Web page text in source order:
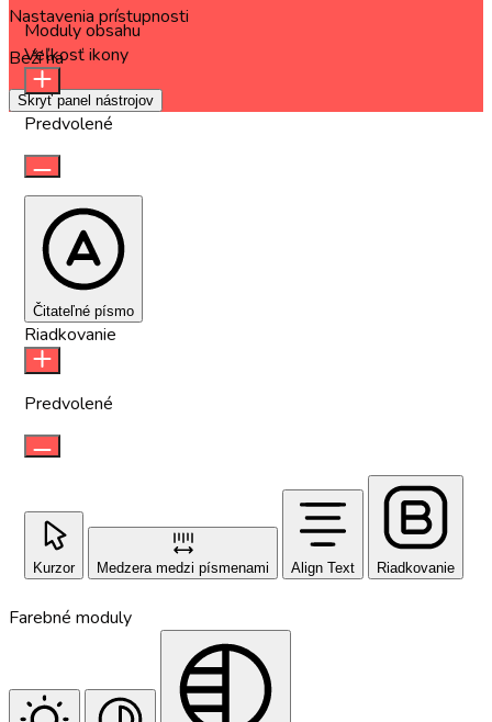
Nastavenia prístupnosti
Beží naOneTap
Skryť panel nástrojov
Moduly obsahu
Veľkosť ikony
Predvolené
Čitateľné písmo
Riadkovanie
Predvolené
Kurzor Medzera medzi písmenami Align Text Riadkovanie
Farebné moduly